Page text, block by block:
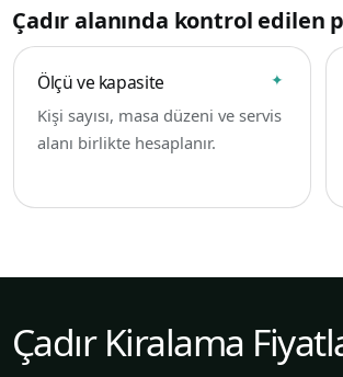
Çadır alanında kontrol edilen
Ölçü ve kapasite
Kişi sayısı, masa düzeni ve servis
alanı birlikte hesaplanır.
Çadır Kiralama